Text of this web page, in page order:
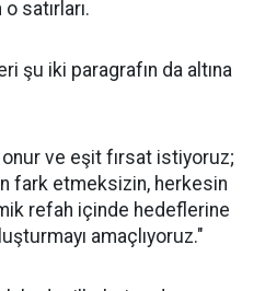
satırları.
şu iki paragrafın da altına
ve eşit fırsat istiyoruz;
fark etmeksizin, herkesin
refah içinde hedeflerine
amaçlıyoruz."